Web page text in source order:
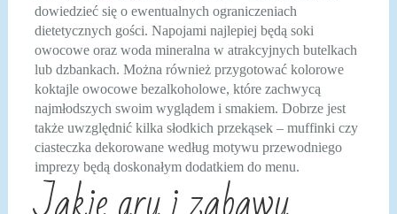
dowiedzieć się o ewentualnych ograniczeniach
dietetycznych gości. Napojami najlepiej będą soki
owocowe oraz woda mineralna w atrakcyjnych butelkach
lub dzbankach. Można również przygotować kolorowe
koktajle owocowe bezalkoholowe, które zachwycą
najmłodszych swoim wyglądem i smakiem. Dobrze jest
także uwzględnić kilka słodkich przekąsek – muffinki czy
ciasteczka dekorowane według motywu przewodniego
imprezy będą doskonałym dodatkiem do menu.